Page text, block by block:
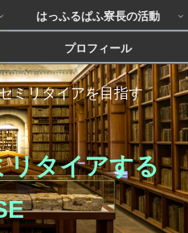
ミリタイアを目指す
リタイアする
はっふるぱふ寮長の活動
プロフィール